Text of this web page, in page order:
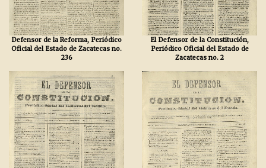
Defensor de la Reforma, Periódico
Oficial del Estado de Zacatecas no.
236
El Defensor de la Constitución,
Periódico Oficial del Estado de
Zacatecas no. 2